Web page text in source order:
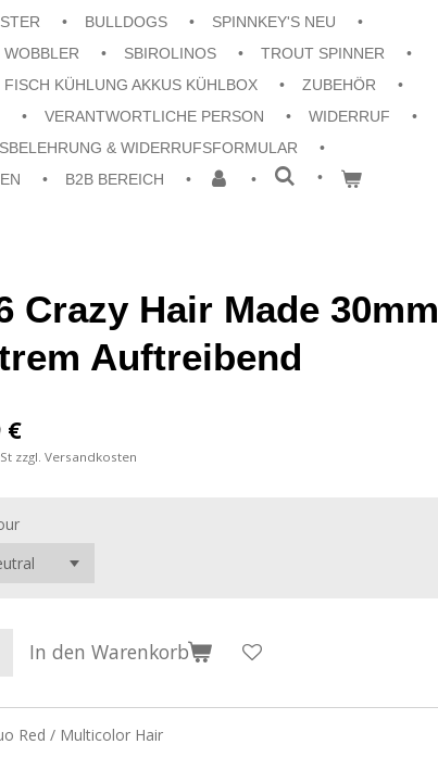
BULLDOGS
SPINNKEY'S NEU
WOBBLER SBIROLINOS
TROUT SPINNER
FISCH KÜHLUNG AKKUS KÜHLBOX
ZUBEHÖR
VERANTWORTLICHE PERSON
WIDERRUF
& WIDERRUFSFORMULAR
B2B BEREICH
Crazy Hair Made 30mm
Auftreibend
€
zzgl. Versandkosten
In den Warenkorb
Red / Multicolor Hair